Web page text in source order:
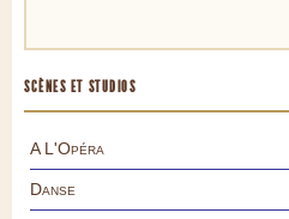
SCÈNES ET STUDIOS
A L'Opéra
Danse